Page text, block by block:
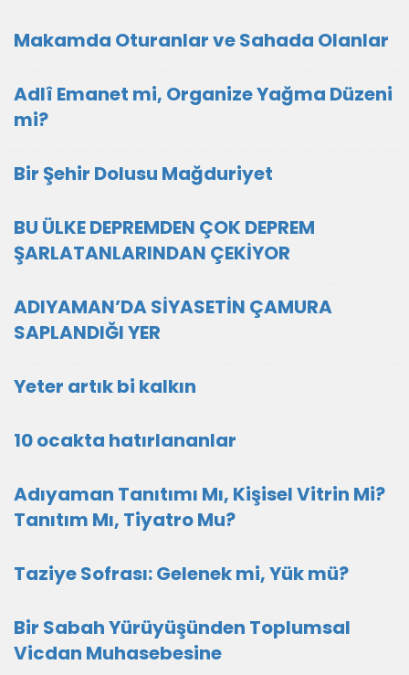
Makamda Oturanlar ve Sahada Olanlar
Adlî Emanet mi, Organize Yağma Düzeni
mi?
Bir Şehir Dolusu Mağduriyet
BU ÜLKE DEPREMDEN ÇOK DEPREM
ŞARLATANLARINDAN ÇEKİYOR
ADIYAMAN’DA SİYASETİN ÇAMURA
SAPLANDIĞI YER
Yeter artık bi kalkın
10 ocakta hatırlananlar
Adıyaman Tanıtımı Mı, Kişisel Vitrin Mi?
Tanıtım Mı, Tiyatro Mu?
Taziye Sofrası: Gelenek mi, Yük mü?
Bir Sabah Yürüyüşünden Toplumsal
Vicdan Muhasebesine